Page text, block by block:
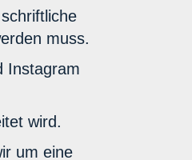
muss.
Instagram
wird.
um eine